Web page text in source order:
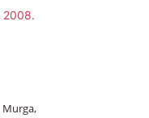
Murga,